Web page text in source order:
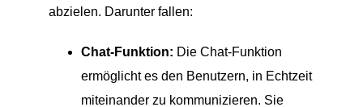
abzielen. Darunter fallen:
Chat-Funktion: Die Chat-Funktion
ermöglicht es den Benutzern, in Echtzeit
miteinander zu kommunizieren. Sie